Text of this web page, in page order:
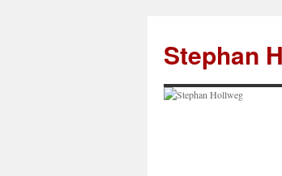
springen
Stephan